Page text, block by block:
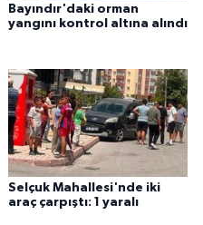
Bayındır'daki orman
yangını kontrol altına alındı
Selçuk Mahallesi'nde iki
araç çarpıştı: 1 yaralı